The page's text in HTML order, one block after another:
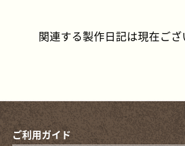
関連する製作日記は現在ござ
ご利用ガイド